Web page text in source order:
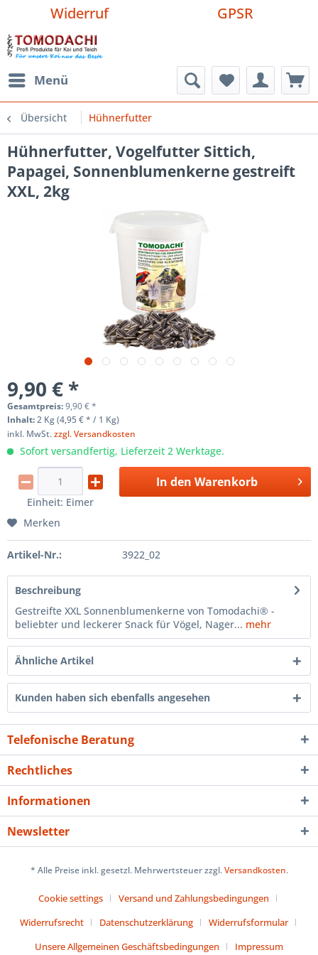
Widerruf GPSR
Menü
Übersicht Hühnerfutter
Hühnerfutter, Vogelfutter Sittich,
Papagei, Sonnenblumenkerne gestreift
XXL, 2kg
9,90 € *
Gesamtpreis:9,90€*
Inhalt:2 Kg (4,95 € * / 1 Kg)
inkl. MwSt.zzgl. Versandkosten
Sofort versandfertig, Lieferzeit 2 Werktage.
Einheit: Eimer
In den Warenkorb
Merken
Artikel-Nr.: 3922_02
Beschreibung
Gestreifte XXL Sonnenblumenkerne von Tomodachi® -
beliebter und leckerer Snack für Vögel, Nager... mehr
Ähnliche Artikel
Kunden haben sich ebenfalls angesehen
Telefonische Beratung
Rechtliches
Informationen
Newsletter
* Alle Preise inkl. gesetzl. Mehrwertsteuer zzgl.Versandkosten.
Cookie settings
Versand und Zahlungsbedingungen
Widerrufsrecht
Datenschutzerklärung
Widerrufsformular
Unsere Allgemeinen Geschäftsbedingungen
Impressum